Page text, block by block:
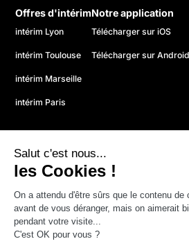
Salut c'est nous...
les Cookies !
On a attendu d'être sûrs que le contenu
avant de vous déranger, mais on aimerait
pendant votre visite...
C'est OK pour vous ?
Offres d'intérim
intérim Lyon
intérim Toulouse
intérim Marseille
intérim Paris
Notre application
Télécharger sur iOS
Télécharger sur Android
CGU
Politique de confidentialité
© 2026 asap. Tous droits réservés.